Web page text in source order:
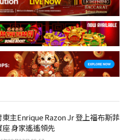
東主Enrique Razon Jr 登上福布斯菲
身家遙遙領先